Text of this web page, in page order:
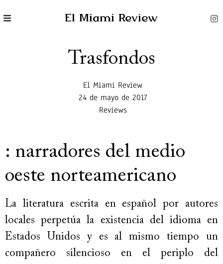
El Miami Review
Trasfondos
El Miami Review
24 de mayo de 2017
Reviews
: narradores del medio
oeste norteamericano
La literatura escrita en español por autores
locales perpetúa la existencia del idioma en
Estados Unidos y es al mismo tiempo un
compañero silencioso en el periplo del